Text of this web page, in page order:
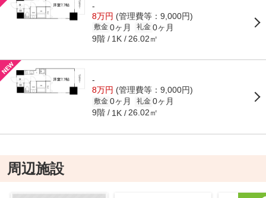
-
8万円 (管理費等：9,000円)
敷金 0ヶ月 礼金 0ヶ月
9階 1K 26.02㎡
-
8万円 (管理費等：9,000円)
敷金 0ヶ月 礼金 0ヶ月
9階 1K 26.02㎡
周辺施設